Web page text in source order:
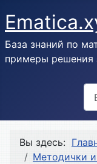
База знаний по
примеры решения
Вы здесь:
Методички